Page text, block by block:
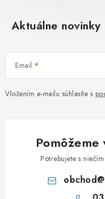
Aktuálne
Email
Vložením e-mailu súhlasíte s
Potrebujete s
obchod@